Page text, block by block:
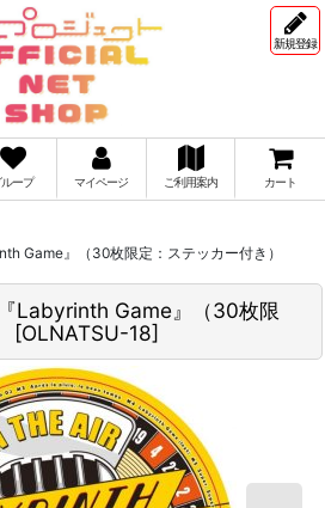
新規登録
ループ マイページ ご利用案内 カート
Game』（30枚限定：ステッカー付き）
Labyrinth Game』（30枚限
[OLNATSU-18]